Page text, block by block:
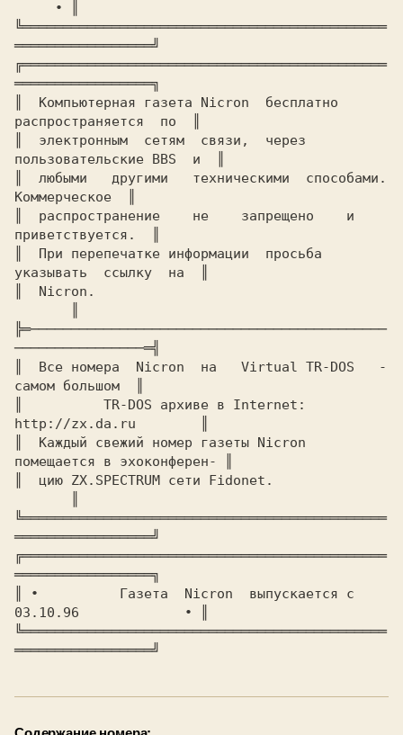
     ∙ ║
╚═════════════════════════════════════════════
═════════════════╝
╔═════════════════════════════════════════════
═════════════════╗
║  Компьютерная газета Nicron  бесплатно
распространяется  по  ║
║  электронным  сетям  связи,  через
пользовательские BBS  и  ║
║  любыми   другими   техническими  способами.
Коммерческое  ║
║  распространение    не    запрещено    и
приветствуется.  ║
║  При перепечатке информации  просьба
указывать  ссылку  на  ║
║  Nicron.
╠═────────────────────────────────────────────
────────────────═╣
║  Все номера  Nicron  на   Virtual TR-DOS   -
самом большом  ║
http://zx.da.ru	       ║
║  Каждый свежий номер газеты Nicron
помещается в эхоконферен- ║
║  цию ZX.SPECTRUM сети Fidonet.
╚═════════════════════════════════════════════
═════════════════╝
╔═════════════════════════════════════════════
═════════════════╗
║ ∙	     Газета  Nicron  выпускается с
03.10.96	     ∙ ║
╚═════════════════════════════════════════════